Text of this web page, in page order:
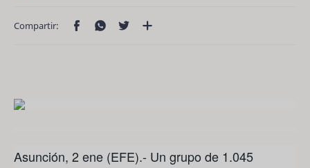
Asunción, 2 ene (EFE).- Un grupo de 1.045